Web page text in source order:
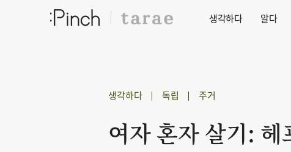
생각하다 알다
생각하다 독립 주거
여자 혼자 살기: